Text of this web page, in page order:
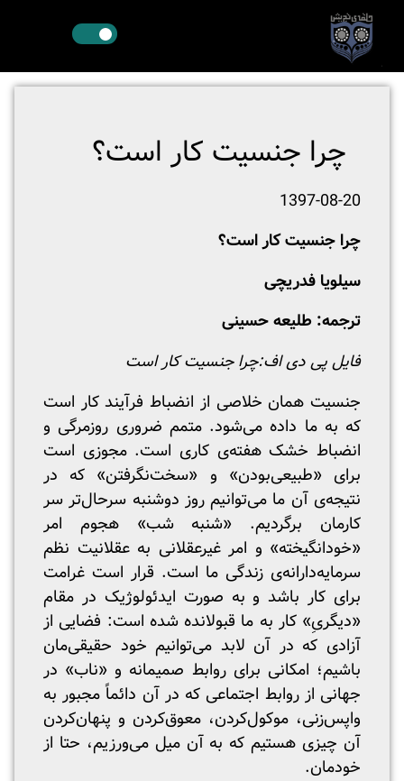
چرا جنسیت کار است؟
1397-08-20
چرا جنسیت کار است؟
سیلویا فدریچی
ترجمه: طلیعه حسینی
فایل پی دی اف:چرا جنسیت کار است
جنسیت همان خلاصی از انضباط فرآیند کار است
که به ما داده می‌شود. متمم ضروری روزمرگی و
انضباط خشک هفته‌ی کاری است. مجوزی است
برای «طبیعی‌بودن» و «سخت‌نگرفتن»‌ که در
نتیجه‌ی آن ما می‌توانیم روز دوشنبه سرحال‌تر سر
کارمان برگردیم. «شنبه شب» هجوم امر
«خودانگیخته» و امر غیرعقلانی به عقلانیت نظم
سرمایه‌دارانه‌ی زندگی ما است. قرار است غرامت
برای کار باشد و به صورت ایدئولوژیک در مقام
«دیگریِ» کار به ما قبولانده شده است: فضایی از
آزادی که در آن لابد می‌توانیم خود حقیقی‌مان
باشیم؛ امکانی برای روابط صمیمانه و «ناب» در
جهانی از روابط اجتماعی که در آن دائماً مجبور به
واپس‌زنی، موکول‌کردن، معوق‌کردن و پنهان‌کردن
آن چیزی هستیم که به آن میل می‌ورزیم، حتا از
خودمان.